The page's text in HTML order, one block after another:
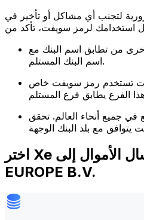
لتجنب أي مشاكل أو تأخير في
استخدامك لرمز سويفت، تأكد من
من تطابق اسم البنك مع
اسم البنك المستلم.
تستخدم رمز سويفت خاص
في جميع أنحاء العالم. تحقق
اختر Xe عند إرسال الأموال إلى ASICS
EUROPE B.V.